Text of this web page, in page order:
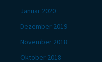
Januar 2020
Dezember 2019
November 2018
Oktober 2018